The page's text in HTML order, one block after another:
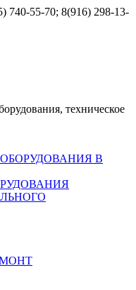
740-55-70; 8(916) 298-13-
техническое
В